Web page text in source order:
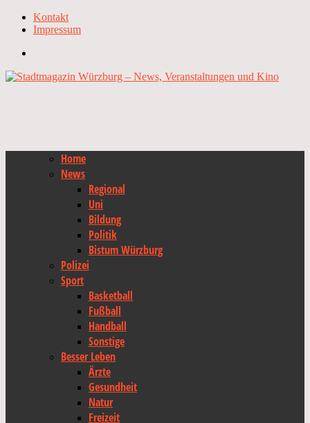
Kontakt
Impressum
Home
News
Regional
Uni
Bildung
Politik
Bistum Würzburg
Polizei
Sport
Basketball
Fußball
Handball
Sonstige
Besser Leben
Ärzte
Gesundheit
Natur
Freizeit